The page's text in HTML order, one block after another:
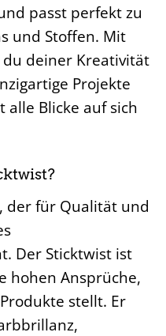
passt perfekt zu
und Stoffen. Mit
deiner Kreativität
Projekte
Blicke auf sich
der für Qualität und
Der Sticktwist ist
hohen Ansprüche,
stellt. Er